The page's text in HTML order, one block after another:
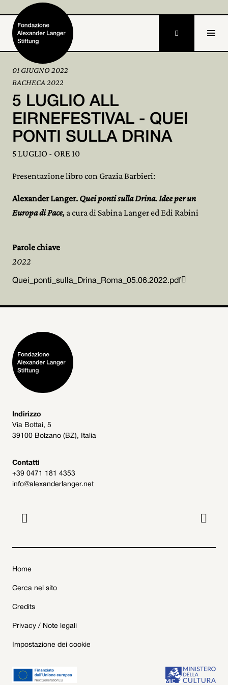
Home
Fondazione
Attività e progetti
Alexander Langer
Archivio

01 GIUGNO 2022
BACHECA 2022
5 LUGLIO ALL
EIRNEFESTIVAL - QUEI
PONTI SULLA DRINA
5 LUGLIO - ORE 10
Presentazione libro con Grazia Barbieri:
Alexander Langer. Quei ponti sulla Drina. Idee per un
Europa di Pace, a cura di Sabina Langer ed Edi Rabini
Parole chiave
2022
Quei_ponti_sulla_Drina_Roma_05.06.2022.pdf
Indirizzo
Via Bottai, 5
39100 Bolzano (BZ), Italia
Contatti
+39 0471 181 4353
info@alexanderlanger.net
 
Home
Cerca nel sito
Credits
Privacy / Note legali
Impostazione dei cookie